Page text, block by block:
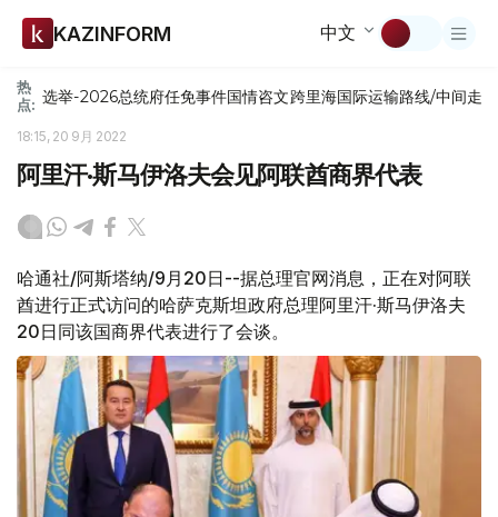
KAZINFORM 中文
热
点: 选举-2026总统府任免事件国情咨文跨里海国际运输路线/中间走廊
18:15, 20 9月 2022
阿里汗·斯马伊洛夫会见阿联酋商界代表
哈通社/阿斯塔纳/9月20日--据总理官网消息，正在对阿联
酋进行正式访问的哈萨克斯坦政府总理阿里汗·斯马伊洛夫
20日同该国商界代表进行了会谈。